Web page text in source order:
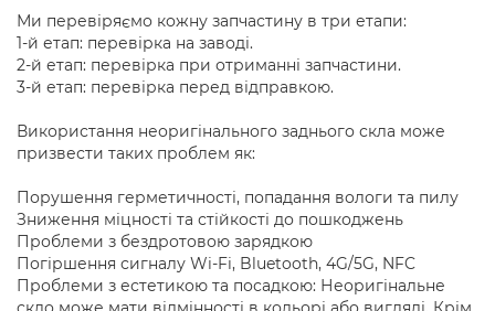
Ми перевіряємо кожну запчастину в три етапи:
1-й етап: перевірка на заводі.
2-й етап: перевірка при отриманні запчастини.
3-й етап: перевірка перед відправкою.
Використання неоригінального заднього скла може
призвести таких проблем як:
Порушення герметичності, попадання вологи та пилу
Зниження міцності та стійкості до пошкоджень
Проблеми з бездротовою зарядкою
Погіршення сигналу Wi-Fi, Bluetooth, 4G/5G, NFC
Проблеми з естетикою та посадкою: Неоригінальне